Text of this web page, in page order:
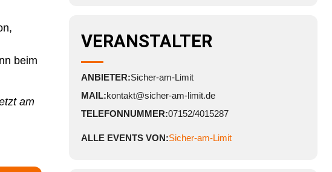
beim
am
VERANSTALTER
ANBIETER:Sicher-am-Limit
MAIL:kontakt@sicher-am-limit.de
TELEFONNUMMER:07152/4015287
ALLE EVENTS VON:Sicher-am-Limit